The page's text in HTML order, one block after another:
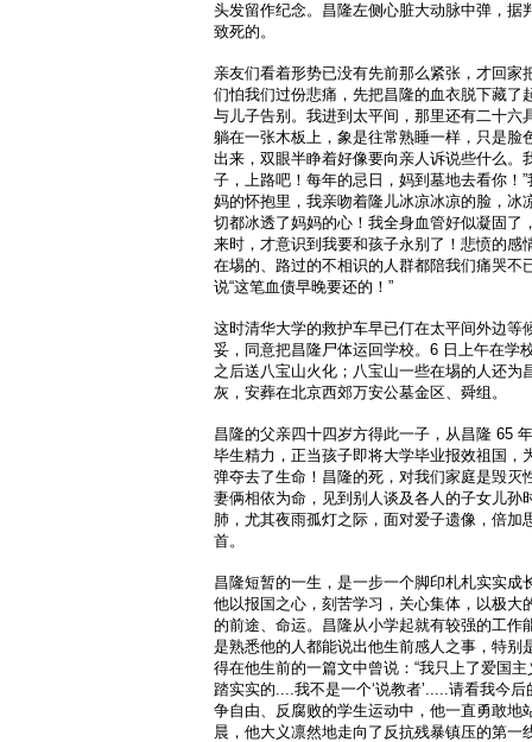
头发留作纪念。昌隆左侧心脏大动脉中弹，据
致死的。
亲友们看着形势已没有先前那么紧张，才回家
们怕我们过份悲痛，先把昌隆的血衣脱下藏了
与儿子告别。我进到太平间，那里还有二十六
躺在一张木板上，象是往常熟睡一样，只是脸
出来，双眼半睁着好像要向亲人诉说些什么。
子，上路吧！每年的忌日，妈到墓地去看你！
妈的怀抱里，我亲吻着隆儿冰凉冰凉的脸，冰
切都冰透了妈妈的心！我全身血管好似凝固了
来时，才意识到我要和孩子永别了！悲愤的感
在埸的、路过的不相识的人群都陪我们痛哭不
说“这笔血债早晚要还的！”
这时清华大学的救护车早已仃在太平间外边等
妥，同意把昌隆尸体运回学校。6 日上午在学
之后送八宝山火化；八宝山一些在埸的人还为
灰，安葬在北京西郊万安公墓金区、舜组。
昌隆的父亲四十四岁方得此一子，从昌隆 65
毕生精力，正当孩子即将大学毕业报效祖国，
弹夺去了生命！昌隆的死，对我们家庭是毁灭
妻俩相依为命，见到别人谈及各人的子女儿孙
肺，尤其夜雨孤灯之际，面对爱子遗像，倍加
首。
昌隆短暂的一生，是一步一个脚印札札实实成
他以报国之心，刻苦学习，关心集体，以极大
的前途、命运。昌隆从小学起就有较强的工作
是熟悉他的人都能说出他生前感人之事，特别
得在他生前的一篇文中曾说：“我只上了爱国
踏实实的....我不是一个‘说教者’.....请看我今
争自由、反腐败的学生运动中，他一直勇敢地
晨，他大义凛然地走向了反抗残暴镇压的第一